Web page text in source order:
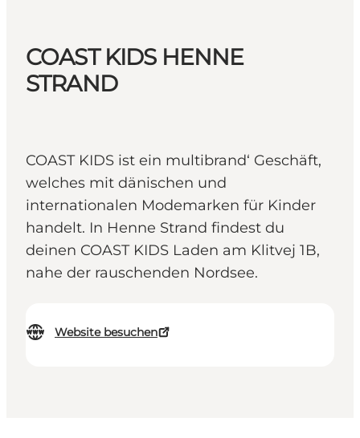
COAST KIDS HENNE
STRAND
COAST KIDS ist ein multibrand‘ Geschäft,
welches mit dänischen und
internationalen Modemarken für Kinder
handelt. In Henne Strand findest du
deinen COAST KIDS Laden am Klitvej 1B,
nahe der rauschenden Nordsee.
Website besuchen